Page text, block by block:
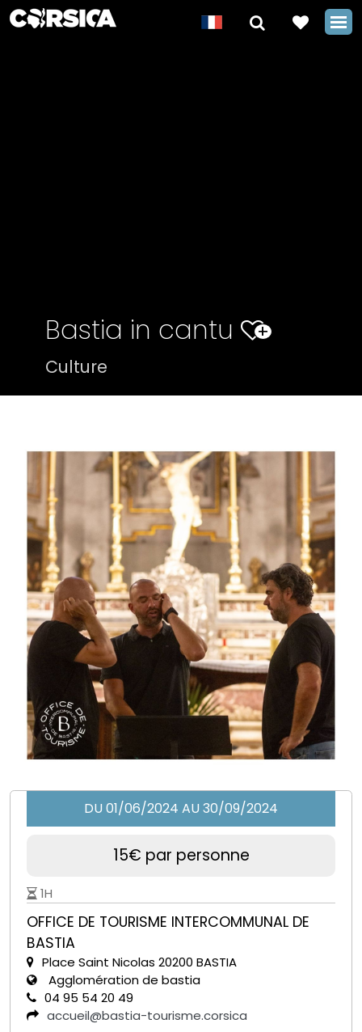
Bastia in cantu
+
Culture
DU 01/06/2024 AU 30/09/2024
15€ par personne
1H
OFFICE DE TOURISME INTERCOMMUNAL DE
BASTIA
Place Saint Nicolas 20200 BASTIA
Agglomération de bastia
04 95 54 20 49
accueil@bastia-tourisme.corsica